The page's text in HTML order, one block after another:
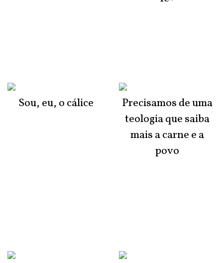
Sou, eu, o cálice
Precisamos de uma
teologia que saiba
mais a carne e a
povo